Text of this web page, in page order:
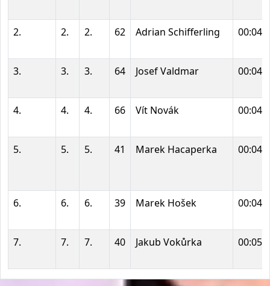
2. 2. 2. 62 Adrian Schifferling
3. 3. 3. 64 Josef Valdmar
4. 4. 4. 66 Vít Novák
5. 5. 5. 41 Marek Hacaperka
6. 6. 6. 39 Marek Hošek
7. 7. 7. 40 Jakub Vokůrka